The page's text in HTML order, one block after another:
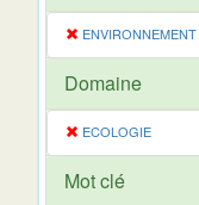
ENVIRONNEMENT
Domaine
ECOLOGIE
Mot clé